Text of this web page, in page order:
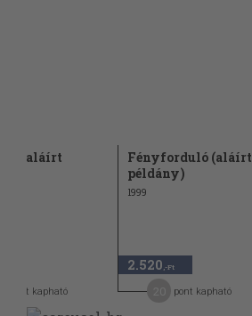
(aláírt
pont kapható
Fényforduló (aláírt
példány)
1999
2.520 ,-Ft
pont kapható